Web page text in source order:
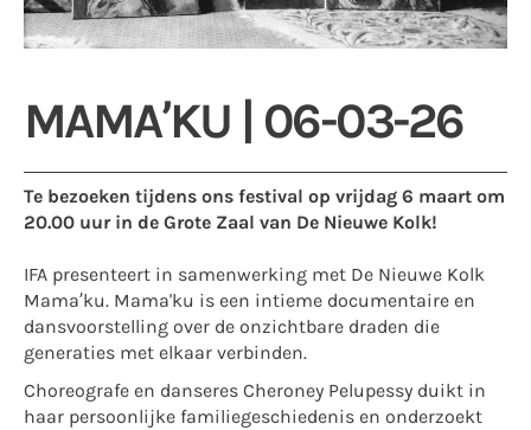
MAMA’KU | 06-03-26
Te bezoeken tijdens ons festival op vrijdag 6 maart om
20.00 uur in de Grote Zaal van De Nieuwe Kolk!
IFA presenteert in samenwerking met De Nieuwe Kolk
Mama’ku. Mama'ku is een intieme documentaire en
dansvoorstelling over de onzichtbare draden die
generaties met elkaar verbinden.
Choreografe en danseres Cheroney Pelupessy duikt in
haar persoonlijke familiegeschiedenis en onderzoekt